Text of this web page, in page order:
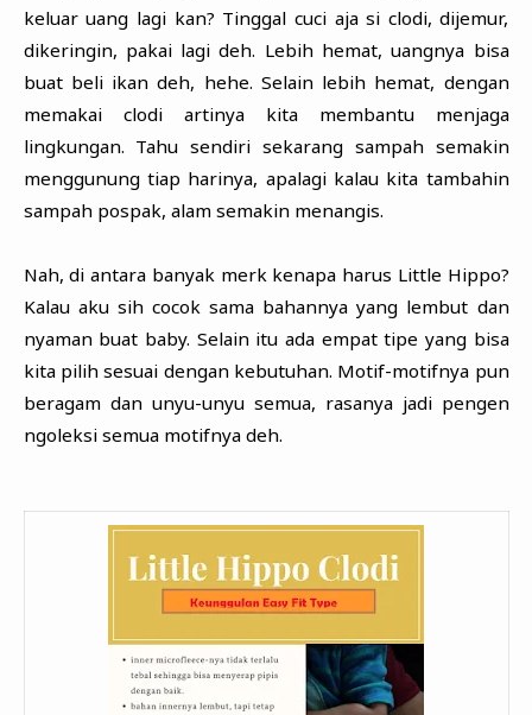
keluar uang lagi kan? Tinggal cuci aja si clodi, dijemur,
dikeringin, pakai lagi deh. Lebih hemat, uangnya bisa
buat beli ikan deh, hehe. Selain lebih hemat, dengan
memakai clodi artinya kita membantu menjaga
lingkungan. Tahu sendiri sekarang sampah semakin
menggunung tiap harinya, apalagi kalau kita tambahin
sampah pospak, alam semakin menangis.
Nah, di antara banyak merk kenapa harus Little Hippo?
Kalau aku sih cocok sama bahannya yang lembut dan
nyaman buat baby. Selain itu ada empat tipe yang bisa
kita pilih sesuai dengan kebutuhan. Motif-motifnya pun
beragam dan unyu-unyu semua, rasanya jadi pengen
ngoleksi semua motifnya deh.